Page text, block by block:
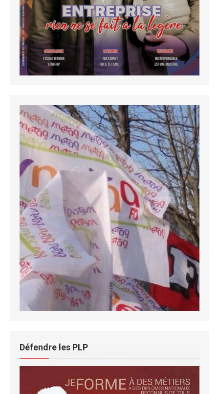
Défendre les PLP
paru dans Marianne du 23 février 2018